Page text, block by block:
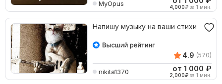
MyOpus 4,000₽ за 1 мин.
Напишу музыку на ваши стихи
4.9 (570)
nikita1370 от 1 000 ₽
2,000₽ за 1 мин.